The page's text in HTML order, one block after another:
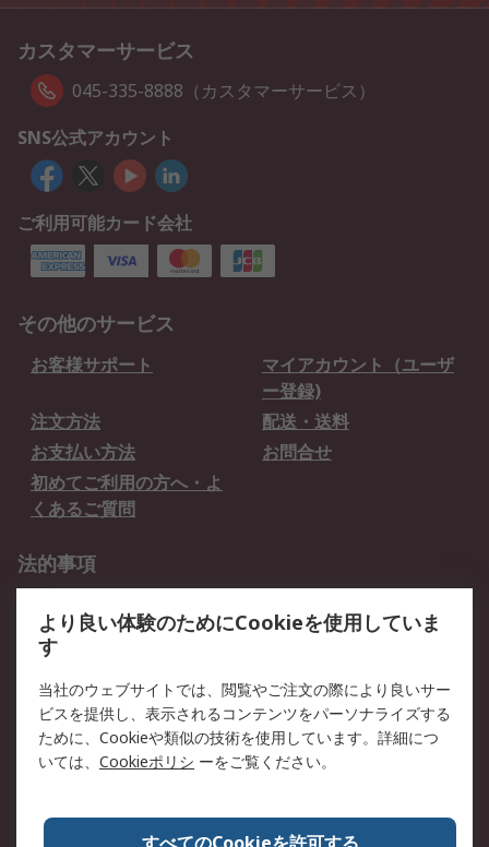
カスタマーサービス
045-335-8888（カスタマーサービス）
SNS公式アカウント
ご利用可能カード会社
その他のサービス
お客様サポート
マイアカウント（ユーザ
ー登録)
注文方法
配送・送料
お支払い方法
お問合せ
初めてご利用の方へ・よ
くあるご質問
法的事項
クッキーポリシー
RSについて
会社概要
採用情報
プレスリリース＆お知ら
コーポレートサイト
全世界のRS
RSの歴史
より良い体験のためにCookieを使用していま
す
当社のウェブサイトでは、閲覧やご注文の際により良いサー
ビスを提供し、表示されるコンテンツをパーソナライズする
ために、Cookieや類似の技術を使用しています。詳細につ
いては、 Cookieポリシ ーをご覧ください。